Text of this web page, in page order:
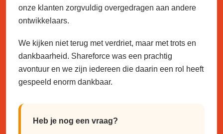
onze klanten zorgvuldig overgedragen aan andere
ontwikkelaars.
We kijken niet terug met verdriet, maar met trots en
dankbaarheid. Shareforce was een prachtig
avontuur en we zijn iedereen die daarin een rol heeft
gespeeld enorm dankbaar.
Heb je nog een vraag?